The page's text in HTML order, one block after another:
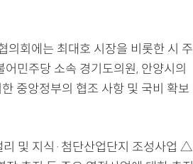
회에는 최대호 시장을 비롯한 시 주
민주당 소속 경기도의원, 안양시의
중앙정부의 협조 사항 및 국비 확보
및 지식·첨단산업단지 조성사업 △